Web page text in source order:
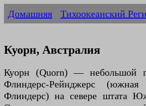
Домашняя Тихоокеанский
Куорн, Австралия
Куорн (Quorn) — небольшой
Флиндерс-Рейнджерс (южная
Флиндерс) на севере штата